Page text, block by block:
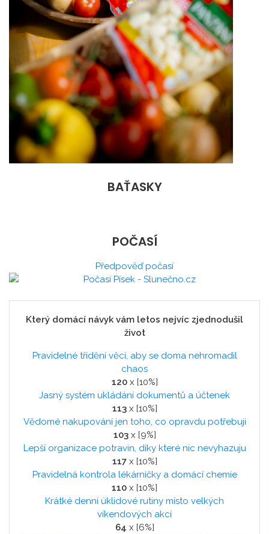
BAŤASKY
POČASÍ
Předpověď počasí
Který domácí návyk vám letos nejvíc zjednodušil
život
Pravidelné třídění věcí, aby se doma nehromadil
chaos
120x [10%]
Jasný systém ukládání dokumentů a účtenek
113x [10%]
Vědomé nakupování jen toho, co opravdu potřebuji
103x [9%]
Lepší organizace potravin, díky které nic nevyhazuju
117x [10%]
Pravidelná kontrola lékárničky a domácí chemie
110 x [10%]
Krátké denní úklidové rutiny místo velkých
víkendových akcí
64 x [6%]